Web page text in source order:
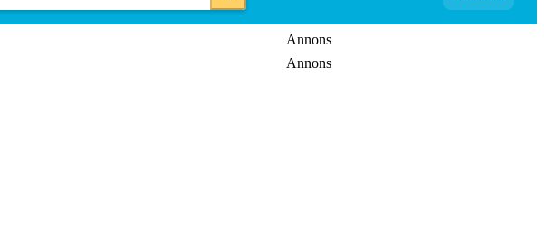
Annons
Annons